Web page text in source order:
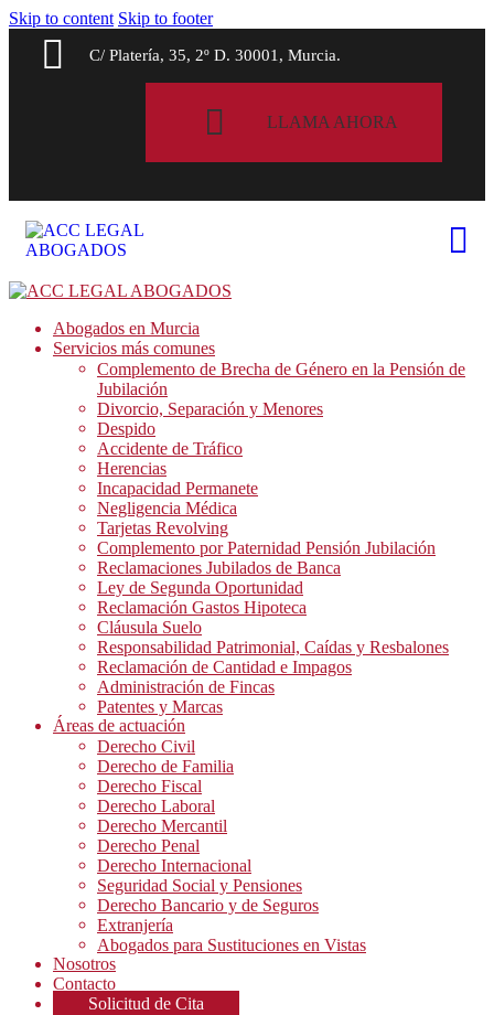
Skip to content Skip to footer
C/ Platería, 35, 2º D. 30001, Murcia.
LLAMA AHORA
Abogados en Murcia
Servicios más comunes
Complemento de Brecha de Género en la Pensión de
Jubilación
Divorcio, Separación y Menores
Despido
Accidente de Tráfico
Herencias
Incapacidad Permanete
Negligencia Médica
Tarjetas Revolving
Complemento por Paternidad Pensión Jubilación
Reclamaciones Jubilados de Banca
Ley de Segunda Oportunidad
Reclamación Gastos Hipoteca
Cláusula Suelo
Responsabilidad Patrimonial, Caídas y Resbalones
Reclamación de Cantidad e Impagos
Administración de Fincas
Patentes y Marcas
Áreas de actuación
Derecho Civil
Derecho de Familia
Derecho Fiscal
Derecho Laboral
Derecho Mercantil
Derecho Penal
Derecho Internacional
Seguridad Social y Pensiones
Derecho Bancario y de Seguros
Extranjería
Abogados para Sustituciones en Vistas
Nosotros
Contacto
Solicitud de Cita